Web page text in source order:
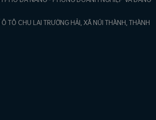
TÔ CHU LAI TRƯỜNG HẢI, XÃ NÚI THÀNH, THÀNH